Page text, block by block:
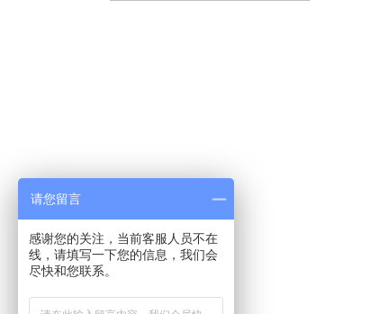
请您留言
感谢您的关注，当前客服人员不在
线，请填写一下您的信息，我们会
尽快和您联系。